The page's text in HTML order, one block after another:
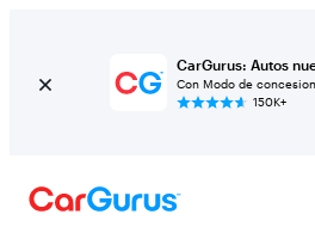
CarGurus: Autos
Con Modo de
150K+